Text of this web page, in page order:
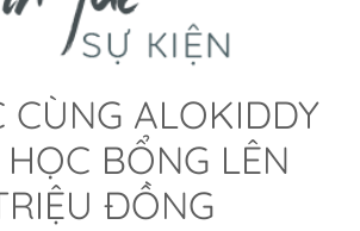
CÙNG ALOKIDDY
BỔNG LÊN
ĐỒNG